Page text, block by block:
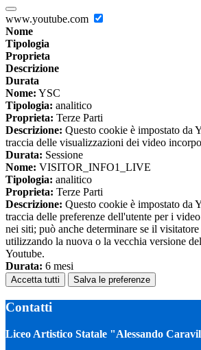
www.youtube.com
Nome
Tipologia
Proprieta
Descrizione
Durata
Nome: YSC
Tipologia: analitico
Proprieta: Terze Parti
Descrizione: Questo cookie è impostato da
traccia delle visualizzazioni dei video
Durata: Sessione
Nome: VISITOR_INFO1_LIVE
Tipologia: analitico
Proprieta: Terze Parti
Descrizione: Questo cookie è impostato da
traccia delle preferenze dell'utente per i
nei siti; può anche determinare se il
utilizzando la nuova o la vecchia versione
Youtube.
Durata: 6 mesi
Accetta tutti Salva le preferenze
Contatti
Liceo Artistico Statale "Alessando